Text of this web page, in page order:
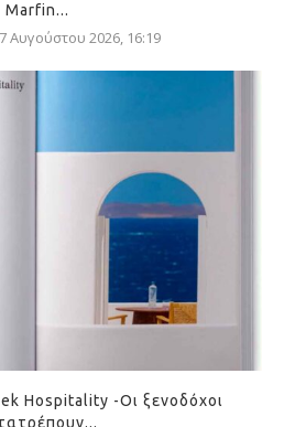
Marfin...
Αυγούστου 2026, 16:19
Hospitality -Οι ξενοδόχοι